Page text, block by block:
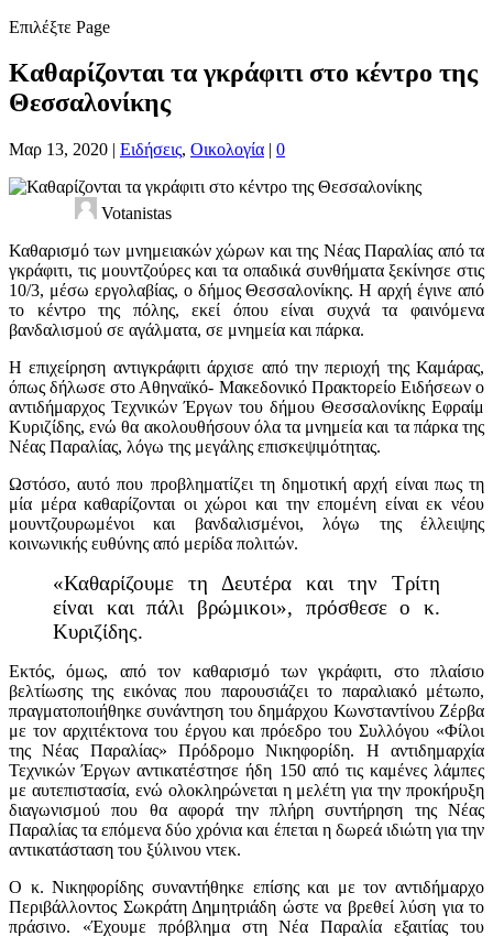
Επιλέξτε Page
Καθαρίζονται τα γκράφιτι στο κέντρο της
Θεσσαλονίκης
Μαρ 13, 2020 | Ειδήσεις, Οικολογία | 0
Votanistas
Καθαρισμό των μνημειακών χώρων και της Νέας Παραλίας από τα
γκράφιτι, τις μουντζούρες και τα οπαδικά συνθήματα ξεκίνησε στις
10/3, μέσω εργολαβίας, ο δήμος Θεσσαλονίκης. Η αρχή έγινε από
το κέντρο της πόλης, εκεί όπου είναι συχνά τα φαινόμενα
βανδαλισμού σε αγάλματα, σε μνημεία και πάρκα.
Η επιχείρηση αντιγκράφιτι άρχισε από την περιοχή της Καμάρας,
όπως δήλωσε στο Αθηναϊκό- Μακεδονικό Πρακτορείο Ειδήσεων ο
αντιδήμαρχος Τεχνικών Έργων του δήμου Θεσσαλονίκης Εφραίμ
Κυριζίδης, ενώ θα ακολουθήσουν όλα τα μνημεία και τα πάρκα της
Νέας Παραλίας, λόγω της μεγάλης επισκεψιμότητας.
Ωστόσο, αυτό που προβληματίζει τη δημοτική αρχή είναι πως τη
μία μέρα καθαρίζονται οι χώροι και την επομένη είναι εκ νέου
μουντζουρωμένοι και βανδαλισμένοι, λόγω της έλλειψης
κοινωνικής ευθύνης από μερίδα πολιτών.
«Καθαρίζουμε τη Δευτέρα και την Τρίτη
είναι και πάλι βρώμικοι», πρόσθεσε ο κ.
Κυριζίδης.
Εκτός, όμως, από τον καθαρισμό των γκράφιτι, στο πλαίσιο
βελτίωσης της εικόνας που παρουσιάζει το παραλιακό μέτωπο,
πραγματοποιήθηκε συνάντηση του δημάρχου Κωνσταντίνου Ζέρβα
με τον αρχιτέκτονα του έργου και πρόεδρο του Συλλόγου «Φίλοι
της Νέας Παραλίας» Πρόδρομο Νικηφορίδη. Η αντιδημαρχία
Τεχνικών Έργων αντικατέστησε ήδη 150 από τις καμένες λάμπες
με αυτεπιστασία, ενώ ολοκληρώνεται η μελέτη για την προκήρυξη
διαγωνισμού που θα αφορά την πλήρη συντήρηση της Νέας
Παραλίας τα επόμενα δύο χρόνια και έπεται η δωρεά ιδιώτη για την
αντικατάσταση του ξύλινου ντεκ.
Ο κ. Νικηφορίδης συναντήθηκε επίσης και με τον αντιδήμαρχο
Περιβάλλοντος Σωκράτη Δημητριάδη ώστε να βρεθεί λύση για το
πράσινο. «Έχουμε πρόβλημα στη Νέα Παραλία εξαιτίας του